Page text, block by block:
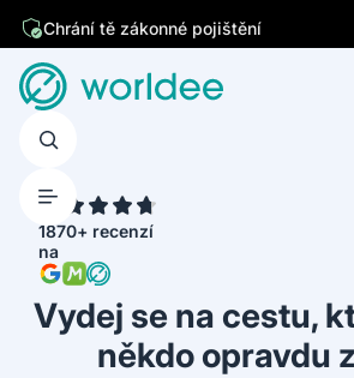
Jsme česká firma
1870+ recenzí
na
Vydej se na cestu,
někdo opravdu